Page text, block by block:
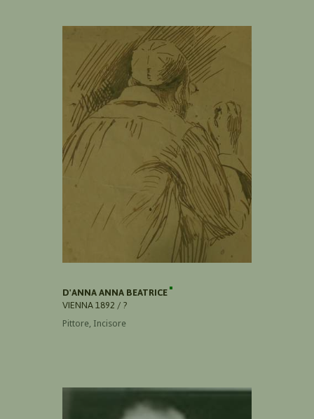
D'ANNA ANNA BEATRICE
VIENNA 1892 / ?
Pittore, Incisore